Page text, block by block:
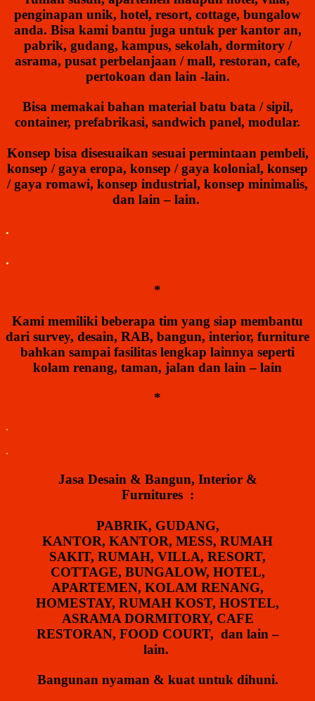
penginapan unik, hotel, resort, cottage, bungalow
anda. Bisa kami bantu juga untuk per kantor an,
pabrik, gudang, kampus, sekolah, dormitory /
asrama, pusat perbelanjaan / mall, restoran, cafe,
pertokoan dan lain -lain.
Bisa memakai bahan material batu bata / sipil,
container, prefabrikasi, sandwich panel, modular.
Konsep bisa disesuaikan sesuai permintaan pembeli,
konsep / gaya eropa, konsep / gaya kolonial, konsep
/ gaya romawi, konsep industrial, konsep minimalis,
dan lain – lain.
.
.
*
Kami memiliki beberapa tim yang siap membantu
dari survey, desain, RAB, bangun, interior, furniture
bahkan sampai fasilitas lengkap lainnya seperti
kolam renang, taman, jalan dan lain – lain
*
.
.
Jasa Desain & Bangun, Interior &
Furnitures :
PABRIK, GUDANG,
KANTOR, KANTOR, MESS, RUMAH
SAKIT, RUMAH, VILLA, RESORT,
COTTAGE, BUNGALOW, HOTEL,
APARTEMEN, KOLAM RENANG,
HOMESTAY, RUMAH KOST, HOSTEL,
ASRAMA DORMITORY, CAFE
RESTORAN, FOOD COURT, dan lain –
lain.
Bangunan nyaman & kuat untuk dihuni.